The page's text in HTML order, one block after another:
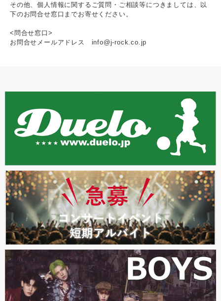
その他、個人情報に関するご質問・ご相談等につきましては、以
下のお問合せ窓口までお寄せください。
<問合せ窓口>
お問合せメールアドレス info@j-rock.co.jp